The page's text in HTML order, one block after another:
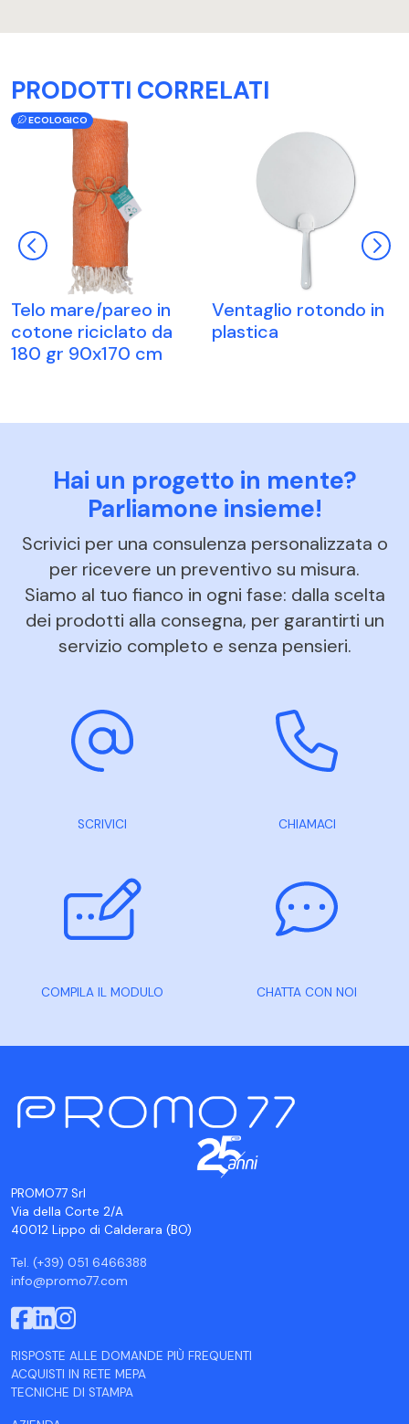
PRODOTTI CORRELATI
ECOLOGICO
Telo mare/pareo in
cotone riciclato da
180 gr 90x170 cm
Ventaglio rotondo in
plastica
Hai un progetto in mente?
Parliamone insieme!
Scrivici per una consulenza personalizzata o
per ricevere un preventivo su misura.
Siamo al tuo fianco in ogni fase: dalla scelta
dei prodotti alla consegna, per garantirti un
servizio completo e senza pensieri.
SCRIVICI CHIAMACI
COMPILA IL MODULO CHATTA CON NOI
PROMO77 Srl
Via della Corte 2/A
40012 Lippo di Calderara (BO)
Tel. (+39) 051 6466388
info@promo77.com
RISPOSTE ALLE DOMANDE PIÙ FREQUENTI
ACQUISTI IN RETE MEPA
TECNICHE DI STAMPA